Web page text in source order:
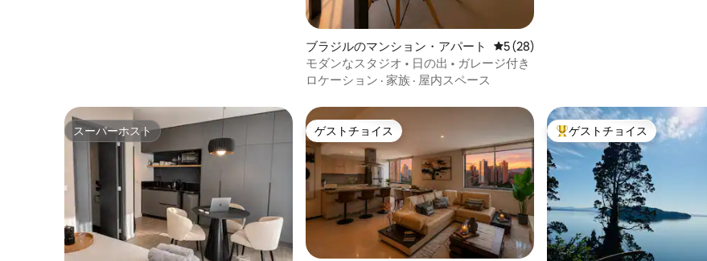
ブラジルのマンション・アパート レビュー28件、5つ星中5つ星の平均評価
5 (28)
モダンなスタジオ • 日の出 • ガレージ付き
ロケーション · 家族 · 屋内スペース
スーパーホスト
スーパーホスト ゲストチョイス
ゲストチョイス 大好評のゲストチョイスです。
ゲストチョイス